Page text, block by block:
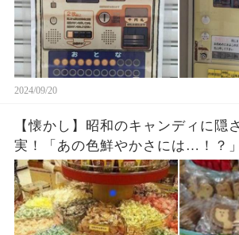
2024/09/20
【懐かし】昭和のキャンディに隠
実！「あの色鮮やかさには…！？